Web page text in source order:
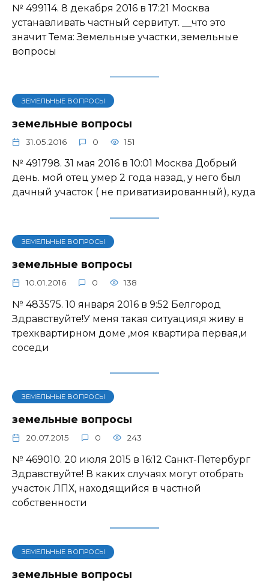
№ 499114. 8 декабря 2016 в 17:21 Москва
устанавливать частный сервитут. __что это
значит Тема: Земельные участки, земельные
вопросы
ЗЕМЕЛЬНЫЕ ВОПРОСЫ
земельные вопросы
31.05.2016 0 151
№ 491798. 31 мая 2016 в 10:01 Москва Добрый
день. мой отец умер 2 года назад, у него был
дачный участок ( не приватизированный), куда
ЗЕМЕЛЬНЫЕ ВОПРОСЫ
земельные вопросы
10.01.2016 0 138
№ 483575. 10 января 2016 в 9:52 Белгород
Здравствуйте!У меня такая ситуация,я живу в
трехквартирном доме ,моя квартира первая,и
соседи
ЗЕМЕЛЬНЫЕ ВОПРОСЫ
земельные вопросы
20.07.2015 0 243
№ 469010. 20 июля 2015 в 16:12 Санкт-Петербург
Здравствуйте! В каких случаях могут отобрать
участок ЛПХ, находящийся в частной
собственности
ЗЕМЕЛЬНЫЕ ВОПРОСЫ
земельные вопросы